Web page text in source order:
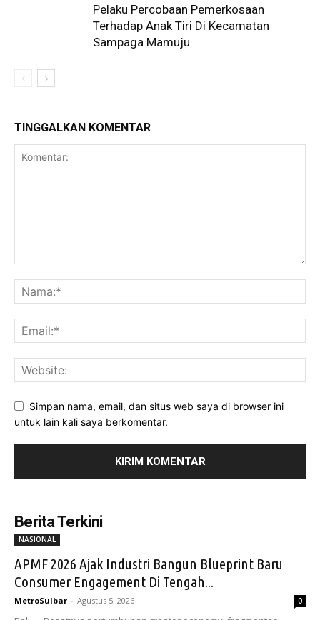
Pelaku Percobaan Pemerkosaan
Terhadap Anak Tiri Di Kecamatan
Sampaga Mamuju.
TINGGALKAN KOMENTAR
Simpan nama, email, dan situs web saya di browser ini
untuk lain kali saya berkomentar.
Berita Terkini
NASIONAL
APMF 2026 Ajak Industri Bangun Blueprint Baru
Consumer Engagement Di Tengah...
MetroSulbar - Agustus 5, 2026 0